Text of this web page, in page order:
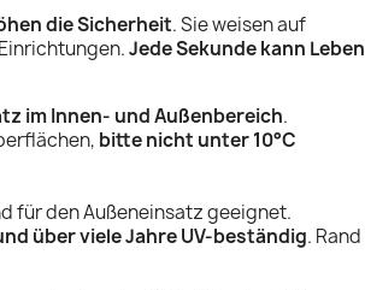
die Sicherheit. Sie weisenauf
Jede Sekunde kann Leben
im Innen- und Außenbereich.
bitte nicht unter 10°C
für den Außeneinsatz geeignet.
über viele Jahre UV-beständig. Rand